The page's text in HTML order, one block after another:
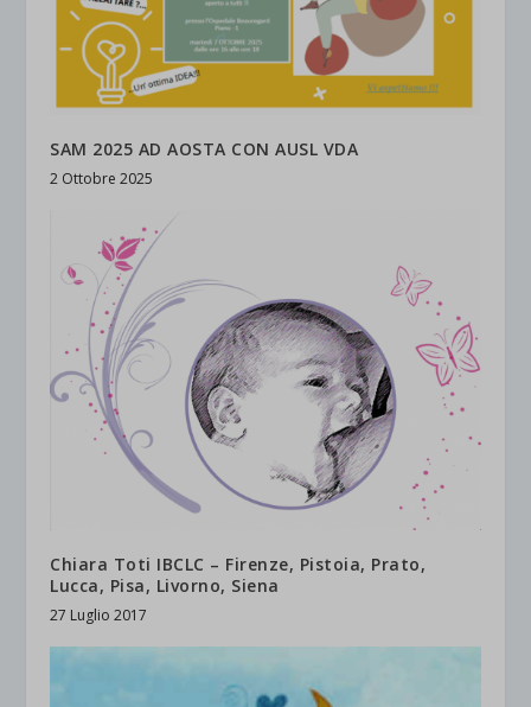
SAM 2025 AD AOSTA CON AUSL VDA
2 Ottobre 2025
Chiara Toti IBCLC – Firenze, Pistoia, Prato,
Lucca, Pisa, Livorno, Siena
27 Luglio 2017